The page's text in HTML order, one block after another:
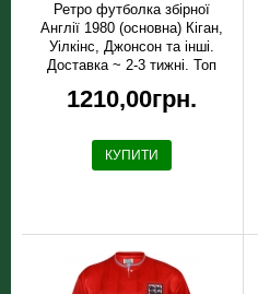
Ретро футболка збірної
Англії 1980 (основна) Кіган,
Уілкінс, Джонсон та інші.
Доставка ~ 2-3 тижні. Топ
1210,00грн.
КУПИТИ